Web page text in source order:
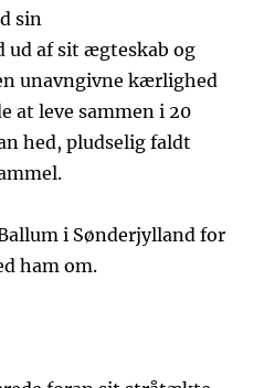
sin
ud af sit ægteskab og
unavngivne kærlighed
at leve sammen i 20
hed, pludselig faldt
i Sønderjylland for
ham om.